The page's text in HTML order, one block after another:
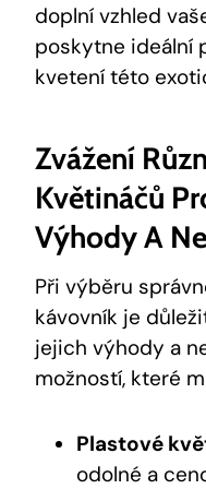
doplní vzhled
poskytne ideální
kvetení této
Zvážení
Květináčů
Výhody A
Při výběru
kávovník je
jejich výhody a
možností, které
Plastové
odolné a